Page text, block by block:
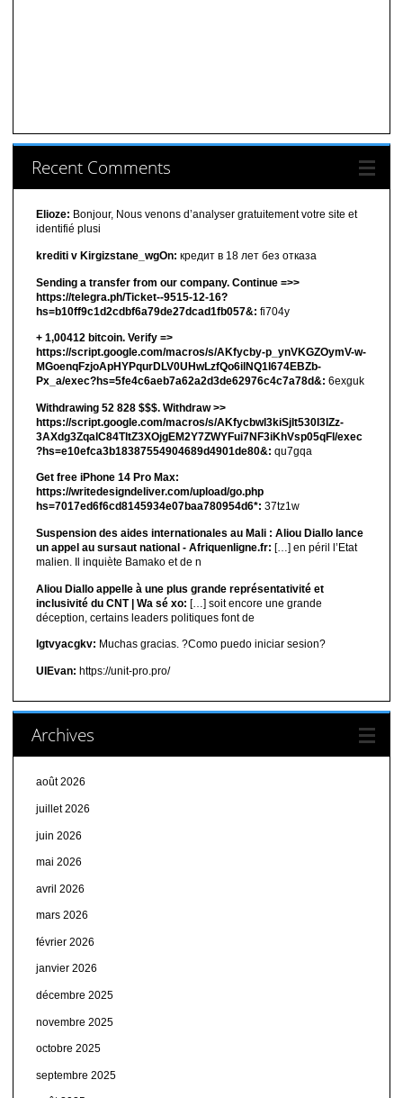
Recent Comments
Elioze: Bonjour, Nous venons d’analyser gratuitement votre site et
identifié plusi
krediti v Kirgizstane_wgOn: кредит в 18 лет без отказа
Sending a transfer from our company. Continue =>>
https://telegra.ph/Ticket--9515-12-16?
hs=b10ff9c1d2cdbf6a79de27dcad1fb057&: fi704y
+ 1,00412 bitсоin. Verify =>
https://script.google.com/macros/s/AKfycby-p_ynVKGZOymV-w-
MGoenqFzjoApHYPqurDLV0UHwLzfQo6ilNQ1l674EBZb-
Px_a/exec?hs=5fe4c6aeb7a62a2d3de62976c4c7a78d&: 6exguk
Withdrawing 52 828 $$$. Withdrаw >>
https://script.google.com/macros/s/AKfycbwl3kiSjlt530I3lZz-
3AXdg3ZqalC84TltZ3XOjgEM2Y7ZWYFui7NF3iKhVsp05qFl/exec
?hs=e10efca3b18387554904689d4901de80&: qu7gqa
Get free iPhone 14 Pro Max:
https://writedesigndeliver.com/upload/go.php
hs=7017ed6f6cd8145934e07baa780954d6*: 37tz1w
Suspension des aides internationales au Mali : Aliou Diallo lance
un appel au sursaut national - Afriquenligne.fr: […] en péril l’Etat
malien. Il inquiète Bamako et de n
Aliou Diallo appelle à une plus grande représentativité et
inclusivité du CNT | Wa sé xo: […] soit encore une grande
déception, certains leaders politiques font de
lgtvyacgkv: Muchas gracias. ?Como puedo iniciar sesion?
UIEvan: https://unit-pro.pro/
Archives
août 2026
juillet 2026
juin 2026
mai 2026
avril 2026
mars 2026
février 2026
janvier 2026
décembre 2025
novembre 2025
octobre 2025
septembre 2025